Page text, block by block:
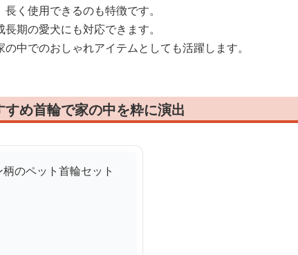
く使用できるのも特徴です。
期の愛犬にも対応できます。
中でのおしゃれアイテムとしても活躍します。
め首輪で家の中を粋に演出